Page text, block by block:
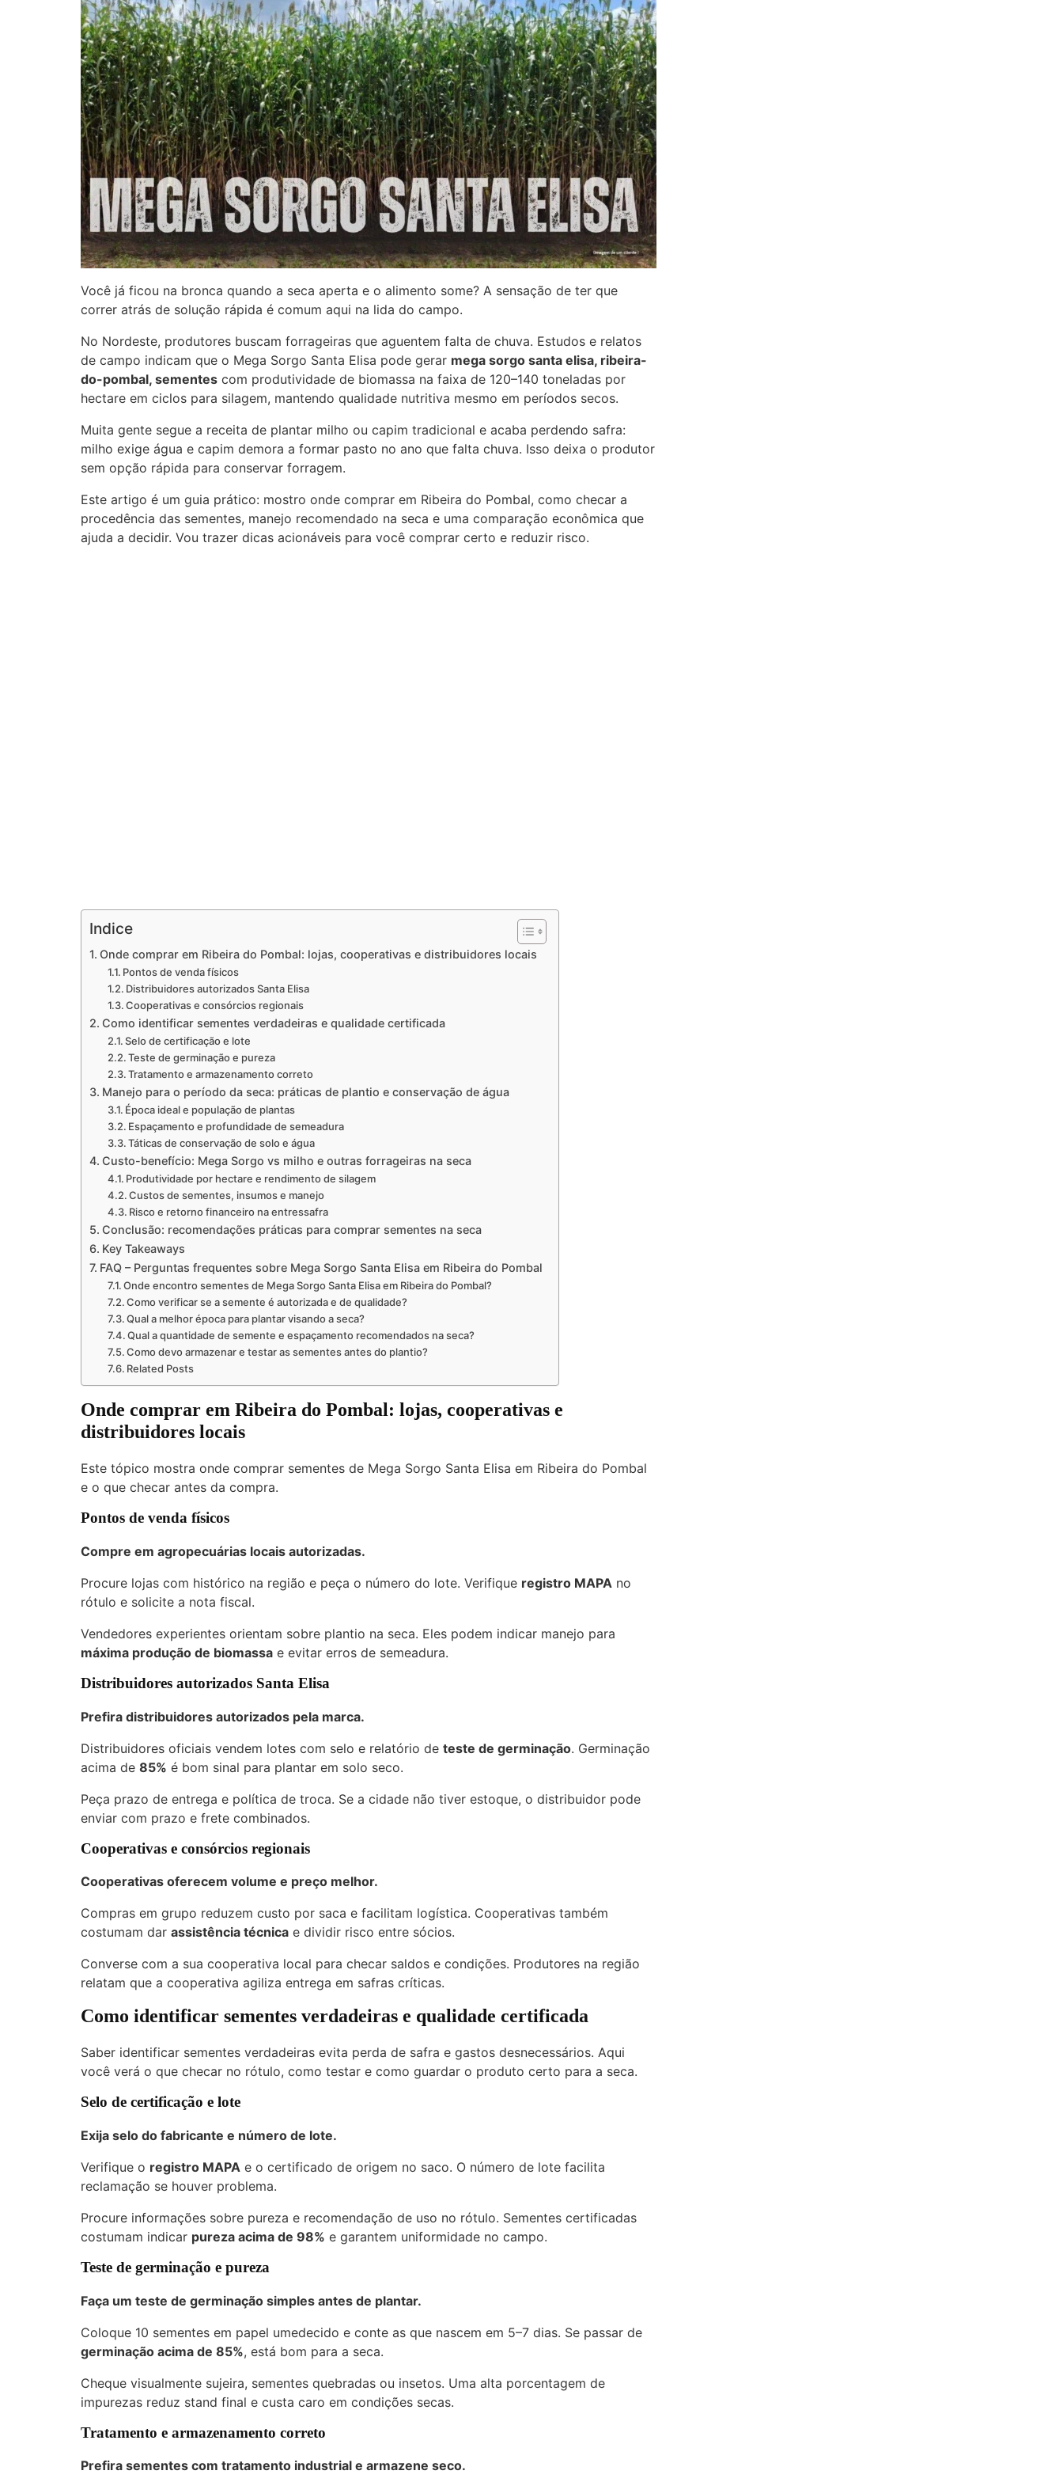
Você já ficou na bronca quando a seca aperta e o alimento some? A sensação de ter que
correr atrás de solução rápida é comum aqui na lida do campo.
No Nordeste, produtores buscam forrageiras que aguentem falta de chuva. Estudos e relatos
de campo indicam que o Mega Sorgo Santa Elisa pode gerar mega sorgo santa elisa, ribeira-
do-pombal, sementes com produtividade de biomassa na faixa de 120–140 toneladas por
hectare em ciclos para silagem, mantendo qualidade nutritiva mesmo em períodos secos.
Muita gente segue a receita de plantar milho ou capim tradicional e acaba perdendo safra:
milho exige água e capim demora a formar pasto no ano que falta chuva. Isso deixa o produtor
sem opção rápida para conservar forragem.
Este artigo é um guia prático: mostro onde comprar em Ribeira do Pombal, como checar a
procedência das sementes, manejo recomendado na seca e uma comparação econômica que
ajuda a decidir. Vou trazer dicas acionáveis para você comprar certo e reduzir risco.
Indice
Onde comprar em Ribeira do Pombal: lojas, cooperativas e distribuidores locais
Pontos de venda físicos
Distribuidores autorizados Santa Elisa
Cooperativas e consórcios regionais
Como identificar sementes verdadeiras e qualidade certificada
Selo de certificação e lote
Teste de germinação e pureza
Tratamento e armazenamento correto
Manejo para o período da seca: práticas de plantio e conservação de água
Época ideal e população de plantas
Espaçamento e profundidade de semeadura
Táticas de conservação de solo e água
Custo-benefício: Mega Sorgo vs milho e outras forrageiras na seca
Produtividade por hectare e rendimento de silagem
Custos de sementes, insumos e manejo
Risco e retorno financeiro na entressafra
Conclusão: recomendações práticas para comprar sementes na seca
Key Takeaways
FAQ – Perguntas frequentes sobre Mega Sorgo Santa Elisa em Ribeira do Pombal
Onde encontro sementes de Mega Sorgo Santa Elisa em Ribeira do Pombal?
Como verificar se a semente é autorizada e de qualidade?
Qual a melhor época para plantar visando a seca?
Qual a quantidade de semente e espaçamento recomendados na seca?
Como devo armazenar e testar as sementes antes do plantio?
Related Posts
Onde comprar em Ribeira do Pombal: lojas, cooperativas e
distribuidores locais
Este tópico mostra onde comprar sementes de Mega Sorgo Santa Elisa em Ribeira do Pombal
e o que checar antes da compra.
Pontos de venda físicos
Compre em agropecuárias locais autorizadas.
Procure lojas com histórico na região e peça o número do lote. Verifique registro MAPA no
rótulo e solicite a nota fiscal.
Vendedores experientes orientam sobre plantio na seca. Eles podem indicar manejo para
máxima produção de biomassa e evitar erros de semeadura.
Distribuidores autorizados Santa Elisa
Prefira distribuidores autorizados pela marca.
Distribuidores oficiais vendem lotes com selo e relatório de teste de germinação. Germinação
acima de 85% é bom sinal para plantar em solo seco.
Peça prazo de entrega e política de troca. Se a cidade não tiver estoque, o distribuidor pode
enviar com prazo e frete combinados.
Cooperativas e consórcios regionais
Cooperativas oferecem volume e preço melhor.
Compras em grupo reduzem custo por saca e facilitam logística. Cooperativas também
costumam dar assistência técnica e dividir risco entre sócios.
Converse com a sua cooperativa local para checar saldos e condições. Produtores na região
relatam que a cooperativa agiliza entrega em safras críticas.
Como identificar sementes verdadeiras e qualidade certificada
Saber identificar sementes verdadeiras evita perda de safra e gastos desnecessários. Aqui
você verá o que checar no rótulo, como testar e como guardar o produto certo para a seca.
Selo de certificação e lote
Exija selo do fabricante e número de lote.
Verifique o registro MAPA e o certificado de origem no saco. O número de lote facilita
reclamação se houver problema.
Procure informações sobre pureza e recomendação de uso no rótulo. Sementes certificadas
costumam indicar pureza acima de 98% e garantem uniformidade no campo.
Teste de germinação e pureza
Faça um teste de germinação simples antes de plantar.
Coloque 10 sementes em papel umedecido e conte as que nascem em 5–7 dias. Se passar de
germinação acima de 85%, está bom para a seca.
Cheque visualmente sujeira, sementes quebradas ou insetos. Uma alta porcentagem de
impurezas reduz stand final e custa caro em condições secas.
Tratamento e armazenamento correto
Prefira sementes com tratamento industrial e armazene seco.